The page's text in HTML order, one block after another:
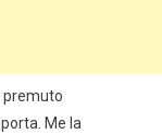
premuto
Me la